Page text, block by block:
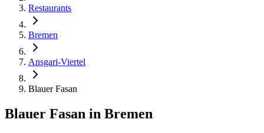
Restaurants
Bremen
Ansgari-Viertel
Blauer Fasan
Blauer Fasan in Bremen